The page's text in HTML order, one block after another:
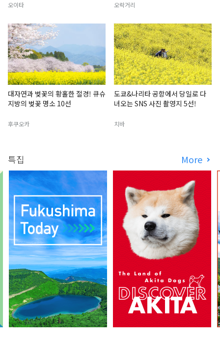
오이타 오락거리
대자연과 벚꽃의 황홀한 절경! 큐슈
지방의 벚꽃 명소 10선
후쿠오카
도쿄&나리타 공항에서 당일로 다
녀오는 SNS 사진 촬영지 5선!
치바
특집 More